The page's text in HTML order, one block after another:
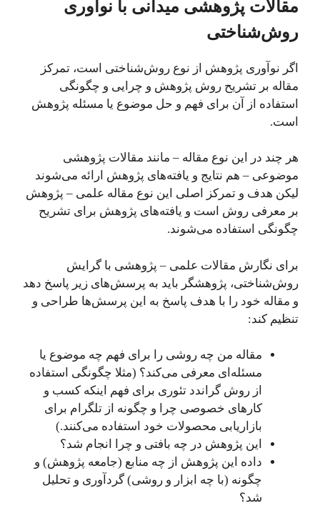
مقالات پژوهشی میدانی با نوآوری
روش‌شناختی
اگر نوآوری پژوهش از نوع روش‌شناختی است،‌ تمرکز
مقاله بر تشریح روش پژوهش و چرایی و چگونگی
استفاده از آن برای فهم و حل موضوع یا مسئله‌ پژوهش
است.
هر چند در این نوع مقاله – مانند مقالات پژوهشی
موضوعی – هم نتایج و یافته‌های پژوهش ارائه می‌شوند
لیکن هدف و تمرکز اصلی این نوع مقاله علمی – پژوهش
بر معرفی روش است و یافته‌های پژوهش برای تشریح
چگونگی استفاده می‌شوند.
برای نگارش مقالات علمی – پژوهشی با گرایش
روش‌شناختی، پژوهشگر باید به پرسش‌های زیر پاسخ دهد
و مقاله خود را با هدف پاسخ به این پرسش‌ها طراحی و
تنظیم کند:
مقاله من چه روشی را برای فهم چه موضوع یا
مسئله‌ای معرفی می‌کند؟ (مثلا چگونگی استفاده
از روش گراندد تئوری برای فهم اینکه کسب و
کارهای خصوصی چرا و چگونه از تلگرام برای
بازاریابی محصولات خود استفاده می‌کنند.)
این پژوهش در چه بافتی و چرا انجام شد؟
داده این پژوهش از چه منابع (جامعه پژوهش) و
چگونه (با چه ابزار و روشی) گردآوری و تحلیل
شد؟